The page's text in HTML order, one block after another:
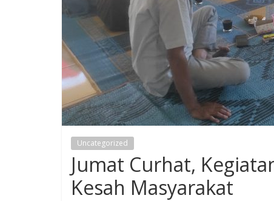
Uncategorized
Jumat Curhat,
Kesah Masyarakat